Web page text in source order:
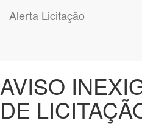
Alerta Licitação
AVISO
DE